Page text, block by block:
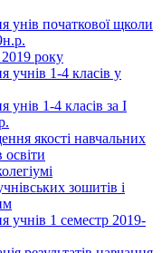
унів початкової щколи
року
учнів 1-4 класів у
унів 1-4 класів за І
якості навчальних
освіти
зошитів і
учнів 1 семестр 2019-